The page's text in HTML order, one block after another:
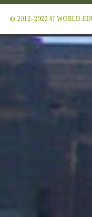
© 2012-2022 SJ WORLD